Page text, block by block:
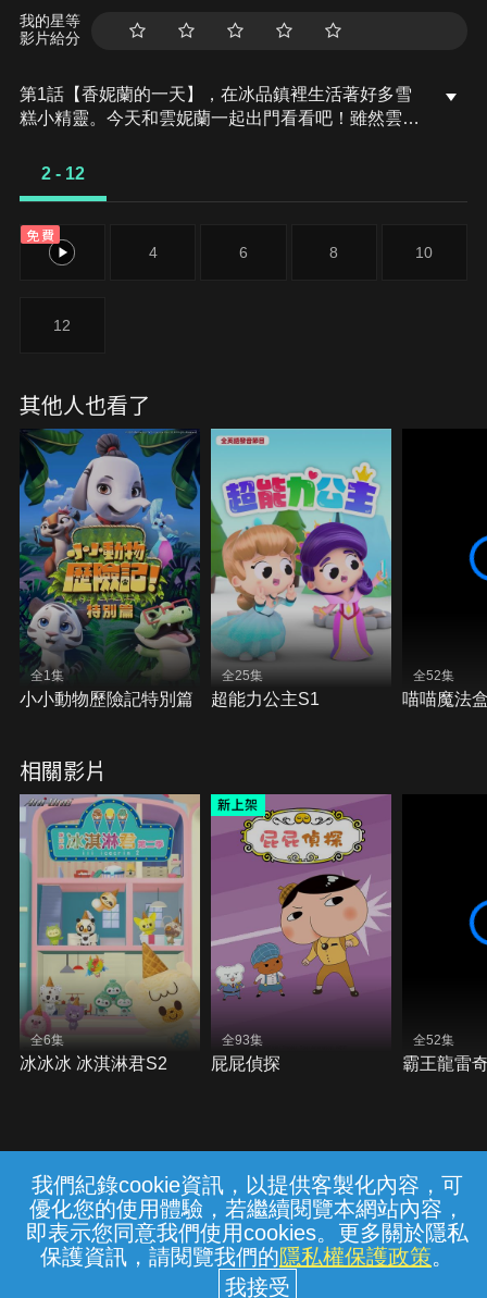
我們紀錄cookie資訊，以提供客製化內容，可
優化您的使用體驗，若繼續閱覽本網站內容，
即表示您同意我們使用cookies。更多關於隱私
保護資訊，請閱覽我們的隱私權保護政策。
我的星等
影片給分
第1話【香妮蘭的一天】，在冰品鎮裡生活著好多雪
糕小精靈。今天和雲妮蘭一起出門看看吧！雖然雲妮
呢？第2話【雞手鴨腳咖啡店】，冰品小精靈巧可開
鬼。到底能順利經營嗎？
2 - 12
免費
2 4 6 8 10
12
其他人也看了
全1集
小小動物歷險記特別篇
全25集
超能力公主S1
全52集
喵喵魔法
相關影片
全6集
冰冰冰 冰淇淋君S2
全93集
屁屁偵探
全52集
霸王龍雷
常見問題 線上客服 服務條款 隱私權保護
中華電信股份有限公司個人家庭分公司
(統一編號：96979949) © 2026
{{notifyMsg}}